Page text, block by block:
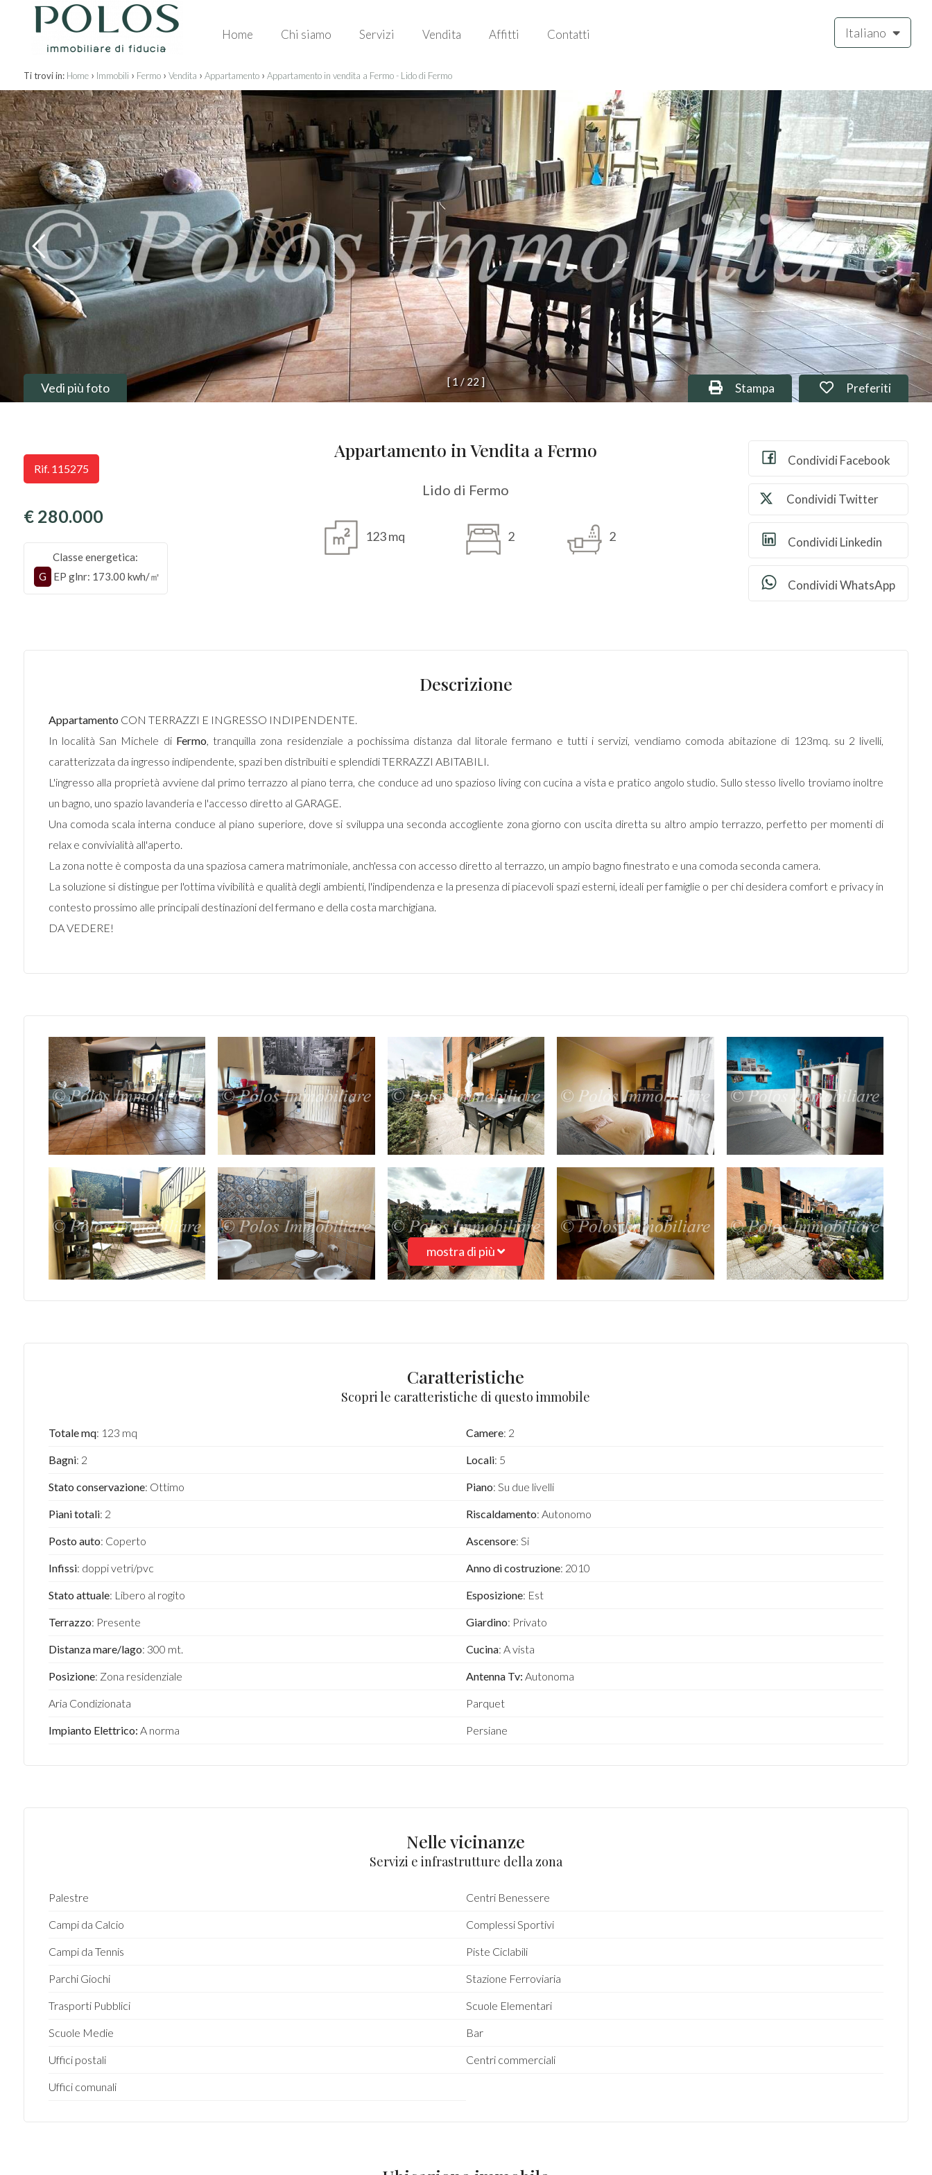
Italiano
Home Chi siamo Servizi Vendita Affitti Contatti
Ti trovi in: Home › Immobili › Fermo › Vendita › Appartamento › Appartamento in vendita a Fermo - Lido di Fermo
[1/ 22 ]
Vedi più foto
Rif. 115275
€ 280.000
Classe energetica:
G
EP glnr: 173.00 kwh/㎡
Appartamento in Vendita a Fermo
Lido di Fermo
123 mq 2 2
Preferiti: Rif.
Preferiti
Stampa: Rif. 115275
Stampa
Condividi Facebook
Condividi Twitter
Condividi Linkedin
Condividi WhatsApp
Descrizione
Appartamento CON TERRAZZI E INGRESSO INDIPENDENTE.
In località San Michele di Fermo, tranquilla zona residenziale a pochissima distanza dal litorale fermano e tutti i servizi, vendiamo comoda abitazione di 123mq. su 2 livelli,
caratterizzata da ingresso indipendente, spazi ben distribuiti e splendidi TERRAZZI ABITABILI.
L'ingresso alla proprietà avviene dal primo terrazzo al piano terra, che conduce ad uno spazioso living con cucina a vista e pratico angolo studio. Sullo stesso livello troviamo inoltre
un bagno, uno spazio lavanderia e l'accesso diretto al GARAGE.
Una comoda scala interna conduce al piano superiore, dove si sviluppa una seconda accogliente zona giorno con uscita diretta su altro ampio terrazzo, perfetto per momenti di
relax e convivialità all'aperto.
La zona notte è composta da una spaziosa camera matrimoniale, anch'essa con accesso diretto al terrazzo, un ampio bagno finestrato e una comoda seconda camera.
La soluzione si distingue per l'ottima vivibilità e qualità degli ambienti, l'indipendenza e la presenza di piacevoli spazi esterni, ideali per famiglie o per chi desidera comfort e privacy in
contesto prossimo alle principali destinazioni del fermano e della costa marchigiana.
DA VEDERE!
mostra di più
Caratteristiche
Scopri le caratteristiche di questo immobile
Totale mq: 123 mq Camere: 2
Bagni: 2 Locali: 5
Stato conservazione: Ottimo Piano: Su due livelli
Piani totali: 2 Riscaldamento: Autonomo
Posto auto: Coperto Ascensore: Si
Infissi: doppi vetri/pvc Anno di costruzione: 2010
Stato attuale: Libero al rogito Esposizione: Est
Terrazzo: Presente Giardino: Privato
Distanza mare/lago: 300 mt. Cucina: A vista
Posizione: Zona residenziale Antenna Tv: Autonoma
Aria Condizionata Parquet
Impianto Elettrico: A norma Persiane
Nelle vicinanze
Servizi e infrastrutture della zona
Palestre Centri Benessere
Campi da Calcio Complessi Sportivi
Campi da Tennis Piste Ciclabili
Parchi Giochi Stazione Ferroviaria
Trasporti Pubblici Scuole Elementari
Scuole Medie Bar
Uffici postali Centri commerciali
Uffici comunali